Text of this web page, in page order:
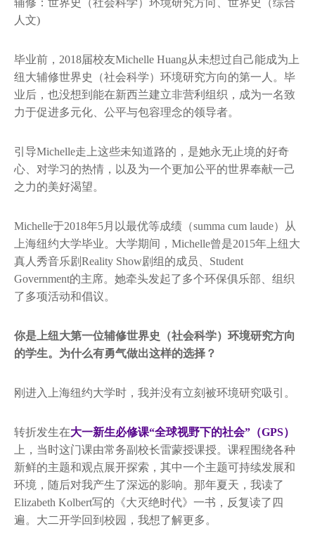
支持我们
辅修：世界史（社会科学）环境研究方向、世界史（综合
人文)
毕业前，2018届校友Michelle Huang从未想过自己能成为上
纽大辅修世界史（社会科学）环境研究方向的第一人。毕
业后，也没想到能在新西兰建立非营利组织，成为一名致
力于促进多元化、公平与包容理念的领导者。
引导Michelle走上这些未知道路的，是她永无止境的好奇
心、对学习的热情，以及为一个更加公平的世界奉献一己
之力的美好渴望。
Michelle于2018年5月以最优等成绩（summa cum laude）从
上海纽约大学毕业。大学期间，Michelle曾是2015年上纽大
真人秀音乐剧Reality Show剧组的成员、Student
Government的主席。她牵头发起了多个环保俱乐部、组织
了多项活动和倡议。
你是上纽大第一位辅修世界史（社会科学）环境研究方向
的学生。为什么有勇气做出这样的选择？
刚进入上海纽约大学时，我并没有立刻被环境研究吸引。
转折发生在大一新生必修课“全球视野下的社会”（GPS）
上，当时这门课由常务副校长雷蒙授课授。课程围绕各种
新鲜的主题和观点展开探索，其中一个主题可持续发展和
环境，随后对我产生了深远的影响。那年夏天，我读了
Elizabeth Kolbert写的《大灭绝时代》一书，反复读了四
遍。大二开学回到校园，我想了解更多。